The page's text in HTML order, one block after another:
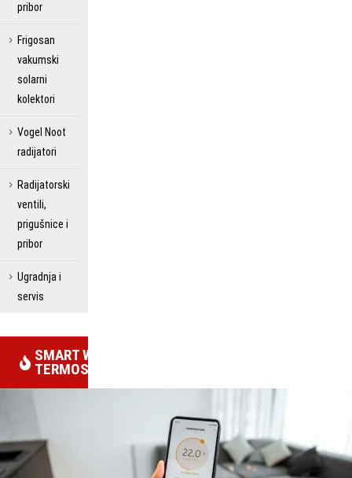
pribor
Frigosan
vakumski
solarni
kolektori
Vogel Noot
radijatori
Radijatorski
ventili,
prigušnice i
pribor
Ugradnja i
servis
SMART WIFI
TERMOSTATI